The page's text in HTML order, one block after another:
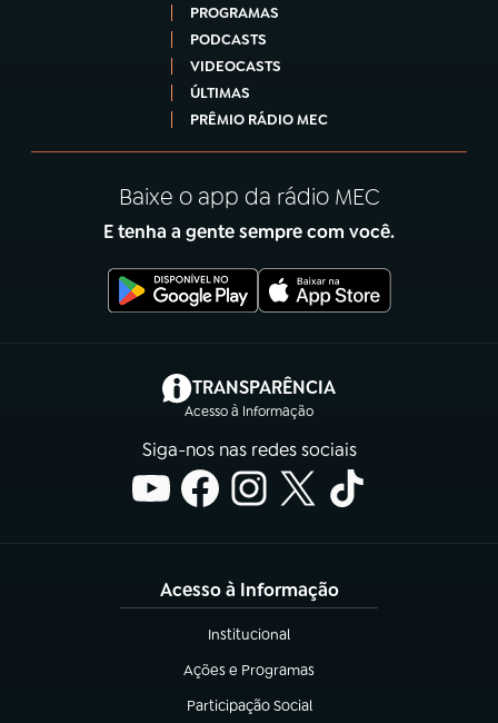
PROGRAMAS
PODCASTS
VIDEOCASTS
ÚLTIMAS
PRÊMIO RÁDIO MEC
Baixe o app da rádio MEC
E tenha a gente sempre com você.
TRANSPARÊNCIA
Acesso à Informação
(abre em nova aba)
Siga-nos nas redes sociais
Acesso à Informação
Institucional
(abre em nova aba)
Ações e Programas
(abre em nova aba)
Participação Social
(abre em nova aba)